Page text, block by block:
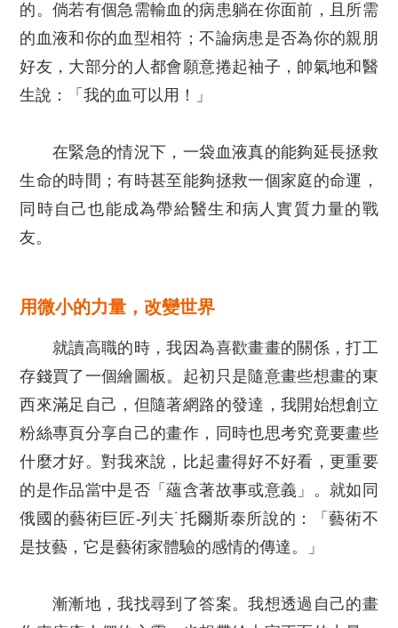
的。倘若有個急需輸血的病患躺在你面前，且所需
的血液和你的血型相符；不論病患是否為你的親朋
好友，大部分的人都會願意捲起袖子，帥氣地和醫
生說：「我的血可以用！」
在緊急的情況下，一袋血液真的能夠延長拯救
生命的時間；有時甚至能夠拯救一個家庭的命運，
同時自己也能成為帶給醫生和病人實質力量的戰
友。
用微小的力量，改變世界
就讀高職的時，我因為喜歡畫畫的關係，打工
存錢買了一個繪圖板。起初只是隨意畫些想畫的東
西來滿足自己，但隨著網路的發達，我開始想創立
粉絲專頁分享自己的畫作，同時也思考究竟要畫些
什麼才好。對我來說，比起畫得好不好看，更重要
的是作品當中是否「蘊含著故事或意義」。就如同
俄國的藝術巨匠-列夫˙托爾斯泰所說的：「藝術不
是技藝，它是藝術家體驗的感情的傳達。」
漸漸地，我找尋到了答案。我想透過自己的畫